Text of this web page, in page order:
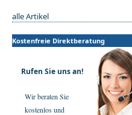
alle Artikel
Kostenfreie Direktberatung
Rufen Sie uns an!
Wir beraten Sie
kostenlos und